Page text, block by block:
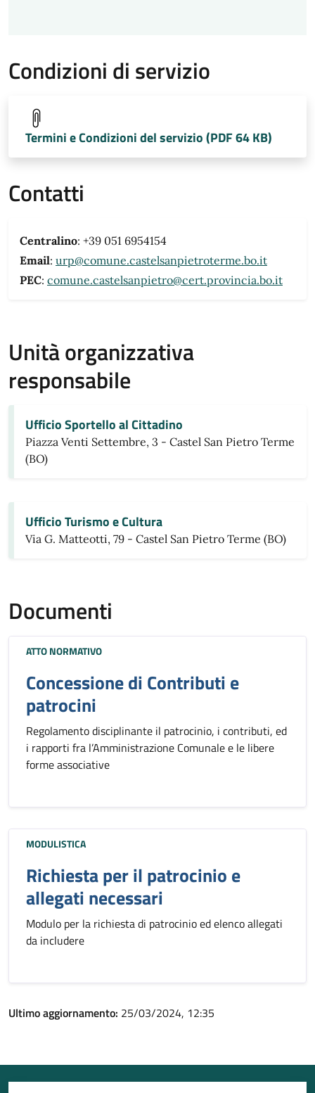
Condizioni di servizio
Termini e Condizioni del servizio (PDF 64 KB)
Contatti
Centralino: +39 051 6954154
Email: urp@comune.castelsanpietroterme.bo.it
PEC: comune.castelsanpietro@cert.provincia.bo.it
Unità organizzativa
responsabile
Ufficio Sportello al Cittadino
Piazza Venti Settembre, 3 - Castel San Pietro Terme
(BO)
Ufficio Turismo e Cultura
Via G. Matteotti, 79 - Castel San Pietro Terme (BO)
Documenti
ATTO NORMATIVO
Concessione di Contributi e
patrocini
Regolamento disciplinante il patrocinio, i contributi, ed
i rapporti fra l’Amministrazione Comunale e le libere
forme associative
MODULISTICA
Richiesta per il patrocinio e
allegati necessari
Modulo per la richiesta di patrocinio ed elenco allegati
da includere
Ultimo aggiornamento: 25/03/2024, 12:35